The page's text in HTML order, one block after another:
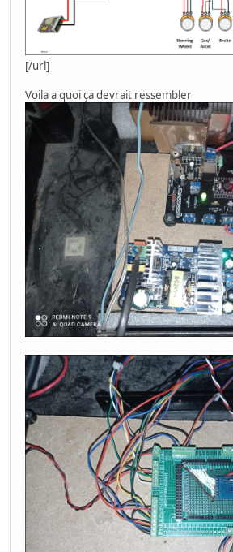
[/url]
Voila a quoi ça devrait ressembler